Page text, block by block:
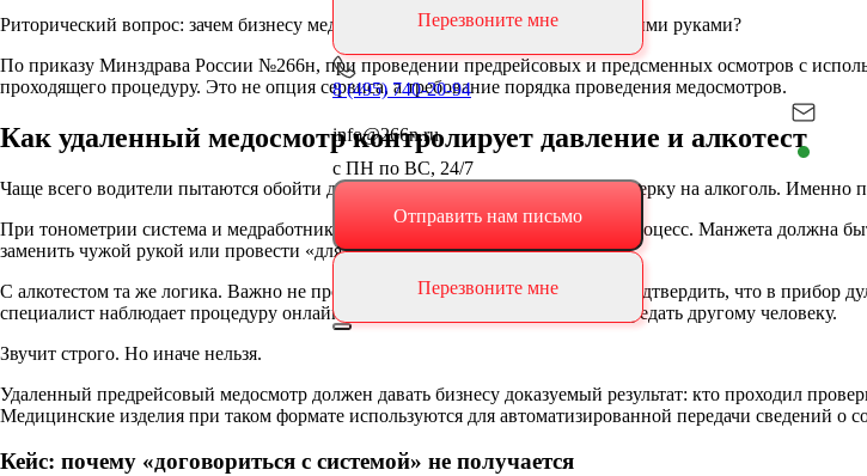
Перезвоните мне
8 (495) 740-20-94
info@266n.ru
с ПН по ВС, 24/7
Отправить нам письмо
Перезвоните мне
Риторический вопрос: зачем бизнесу медосмотр, который можно пройти чужими руками?
По приказу Минздрава России №266н, при проведении предрейсовых и предсменных осмотров с
проходящего процедуру. Это не опция сервиса, а требование порядка проведения медосмотров.
Как удаленный медосмотр контролирует давление и алкотест
Чаще всего водители пытаются обойти два этапа: измерение давления и проверку на алкоголь. Именно
При тонометрии система и медработник оценивают не только цифры, но и процесс. Манжета должна
заменить чужой рукой или провести «для вида».
С алкотестом та же логика. Важно не просто получить нулевой результат, а подтвердить, что в
специалист наблюдает процедуру онлайн и видит, если прибор пытаются передать другому человеку.
Звучит строго. Но иначе нельзя.
Удаленный предрейсовый медосмотр должен давать бизнесу доказуемый результат: кто проходил
Медицинские изделия при таком формате используются для автоматизированной передачи сведений о
Кейс: почему «договориться с системой» не получается